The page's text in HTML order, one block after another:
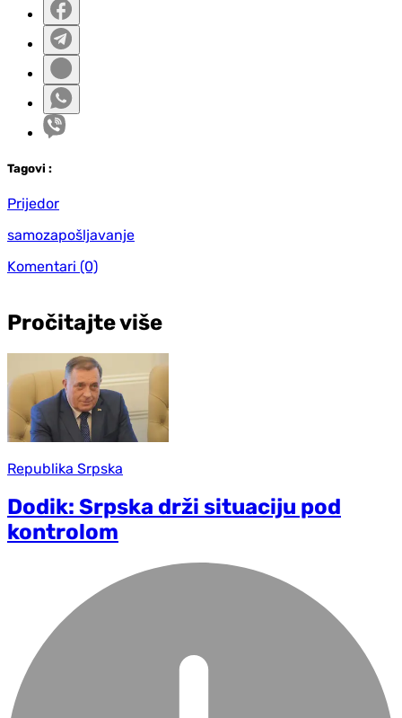
Tagovi :
Prijedor
samozapošljavanje
Komentari (0)
Pročitajte više
Republika Srpska
Dodik: Srpska drži situaciju pod
kontrolom